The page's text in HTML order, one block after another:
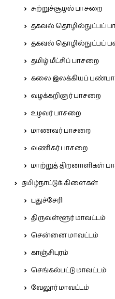
சுற்றுச்சூழல் பாசறை
தகவல் தொழில்நுட்பப்
தகவல் தொழில்நுட்பப்
தமிழ் மீட்சிப் பாசறை
கலை இலக்கியப்
வழக்கறிஞர் பாசறை
உழவர் பாசறை
மாணவர் பாசறை
வணிகர் பாசறை
மாற்றுத் திறனாளிகள்
தமிழ்நாட்டுக் கிளைகள்
புதுச்சேரி
திருவள்ளூர் மாவட்டம்
சென்னை மாவட்டம்
காஞ்சிபுரம்
செங்கல்பட்டு மாவட்டம்
வேலூர் மாவட்டம்